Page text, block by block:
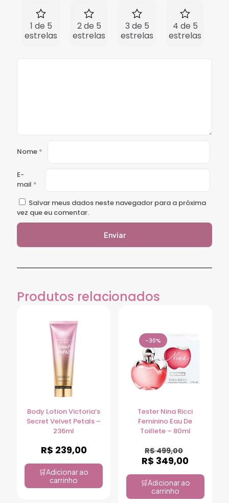
1 de 5
estrelas
2 de 5
estrelas
3 de 5
estrelas
4 de 5
estrelas
Nome *
E-
mail *
Salvar meus dados neste navegador para a próxima
vez que eu comentar.
Produtos relacionados
Body Lotion Victoria’s
Secret Velvet Petals –
236ml
R$ 239,00
Adicionar ao
carrinho
-30%
Tester Nina Ricci
Feminino Eau De
Toillete – 80ml
R$499,00
R$ 349,00
Adicionar ao
carrinho